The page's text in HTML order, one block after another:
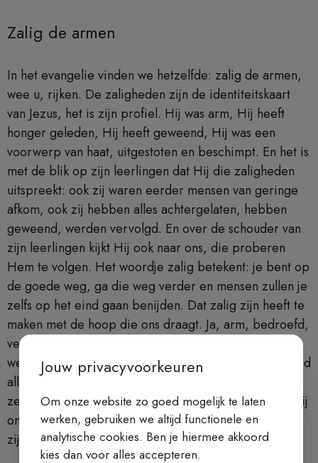
Zalig de armen
In het evangelie vinden we hetzelfde: zalig de armen,
wee u, rijken. De zaligheden zijn de identiteitskaart
van Jezus, het is zijn profiel. Hij was arm, Hij heeft
honger geleden, Hij heeft geweend, Hij was een
voorwerp van haat, uitgestoten en beschimpt. En het is
met de blik op zijn leerlingen dat Hij die zaligheden
uitspreekt: ook zij waren eerder mensen van geringe
afkom, ook zij hebben alles achtergelaten, hebben
geweend, werden vervolgd. En over de schouder van
zijn leerlingen kijkt Hij ook naar ons, die proberen
Hem te volgen. Het woordje zalig betekent: je bent op
de goede weg, ga die weg verder en mensen zullen je
zelfs op het eind gaan benijden. Dat zalig zijn heeft te
maken met de hoop die ons draagt. Ja, arm, bedroefd,
verdrukt, maar toch hoopvol want we gaan de goede
weg. De weg die we gaan voert naar het geluk dat God
alleen kan geven en dat Hij geeft aan wie niet
zelfvoldaan en zelfgenoegzaam zijn, maar open en vrij
om te ontvangen. Gelukkig de mens die op de Heer
zijn hoop stelt.
Jouw privacyvoorkeuren
Om onze website zo goed mogelijk te laten
werken, gebruiken we altijd functionele en
analytische cookies. Ben je hiermee akkoord
kies dan voor alles accepteren.